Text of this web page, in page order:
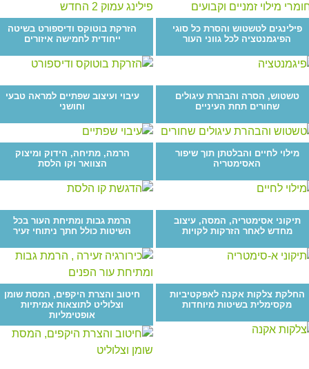
פילינגים לטשטוש והסרת כל סוגי
הפיגמנטציה לכל גווני העור
הזרקת בוטוקס ודיספורט בשיטה
ייחודית לחמישה איזורים
טשטוש, הסרה והבהרת עיגולים
שחורים תחת העיניים
עיבוי ועיצוב שפתיים למראה טבעי
וחושני
מילוי לחיים והבלטתן תוך שיפור
האסימטריה
הרמה, מתיחה, הידוק ומיצוק
הצוואר וקו הלסת
תיקוני אסימטריה, המסה, עיצוב
מחדש לאחר הזרקות לקויות
הרמת גבות ומתיחת העור בכל
השיטות כולל חתך ניתוחי זעיר
החלקת צלקות אקנה לאפקטיביות
מקסימלית בשיטות מיוחדות
חיטוב והצרת היקפים, המסת שומן
וצלוליט לתוצאות אמיתיות
אופטימליות